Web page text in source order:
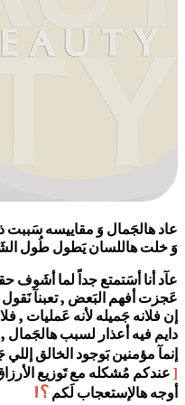
عاد هالجَمال وَ مقاييسه سَببت
وَ خلت هاللسان يَطول طُول
عآد أنا أسَتمتع جداً لما أشَوف
عَجزت أفهم البَعض , تعبنآ نَقول
إن فلانه جَميله لأنه عَمليات ,
دايم فيه أعذار لسبب هالجَمال
إنمآ مؤمنين بَوجود الخالق
[ عندكم مُشكله مع تَوزيع
أوجه هالإستعجاب لَكم ؟!